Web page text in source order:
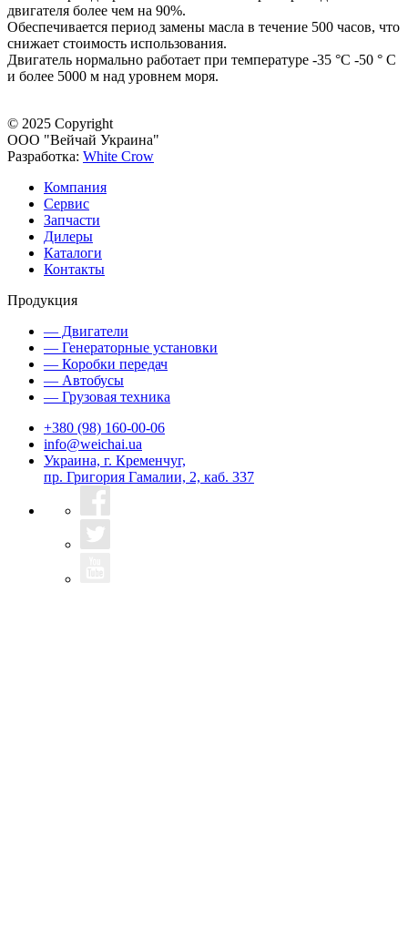
двигателя более чем на 90%.
Обеспечивается период замены масла в течение 500 часов, что
снижает стоимость использования.
Двигатель нормально работает при температуре -35 °C -50 ° C
и более 5000 м над уровнем моря.
© 2025 Copyright
OOO "Вейчай Украина"
Разработка: White Crow
Компания
Сервис
Запчасти
Дилеры
Каталоги
Контакты
Продукция
— Двигатели
— Генераторные установки
— Коробки передач
— Автобусы
— Грузовая техника
+380 (98) 160-00-06
info@weichai.ua
Украина, г. Кременчуг,
пр. Григория Гамалии, 2, каб. 337